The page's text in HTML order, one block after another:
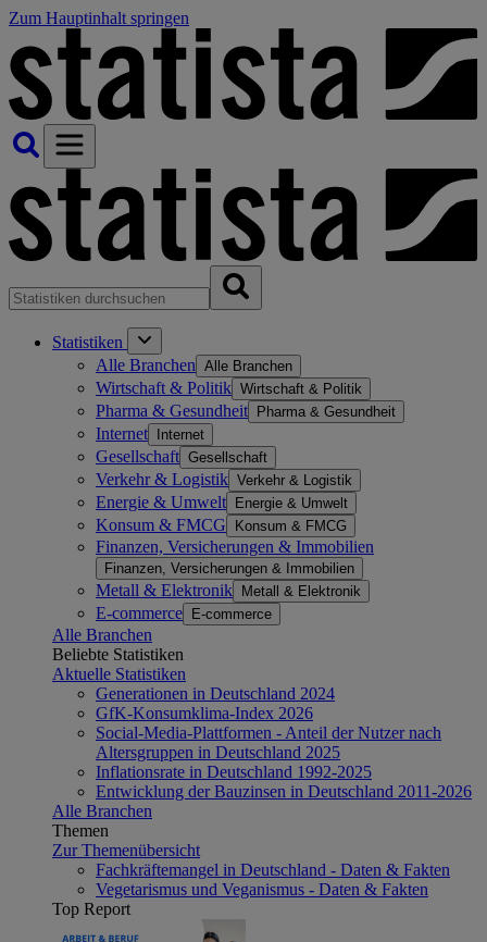
Zum Hauptinhalt springen
Statistiken
Alle Branchen Alle Branchen
Wirtschaft & Politik Wirtschaft & Politik
Pharma & Gesundheit Pharma & Gesundheit
Internet Internet
Gesellschaft Gesellschaft
Verkehr & Logistik Verkehr & Logistik
Energie & Umwelt Energie & Umwelt
Konsum & FMCG Konsum & FMCG
Finanzen, Versicherungen & Immobilien
Finanzen, Versicherungen & Immobilien
Metall & Elektronik Metall & Elektronik
E-commerce E-commerce
Alle Branchen
Beliebte Statistiken
Aktuelle Statistiken
Generationen in Deutschland 2024
GfK-Konsumklima-Index 2026
Social-Media-Plattformen - Anteil der Nutzer nach
Altersgruppen in Deutschland 2025
Inflationsrate in Deutschland 1992-2025
Entwicklung der Bauzinsen in Deutschland 2011-2026
Alle Branchen
Themen
Zur Themenübersicht
Fachkräftemangel in Deutschland - Daten & Fakten
Vegetarismus und Veganismus - Daten & Fakten
Top Report